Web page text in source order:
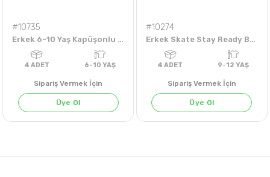
#10735
Erkek 6-10 Yaş Kapüşonlu Gömlek
Sipariş Vermek İçin
Üye Ol
#10274
Erkek Skate Stay Ready Baskılı 9-12 Yaş Tişört
Sipariş Vermek İçin
Üye Ol